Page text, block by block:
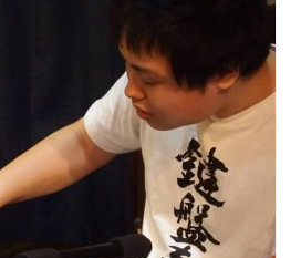
ライブ出演者募集！！
楽器機材等
初心者POPS